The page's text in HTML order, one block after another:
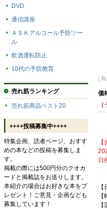
[
価
日
DVD
通信講座
ＡＳＫアルコール予防ツー
ル
飲酒運転防止
10代の予防教育
売れ筋ランキング
売れ筋商品ベスト20
++++投稿募集中++++
特集企画、読者ページ、おすす
めの本などの投稿を募集しま
す。
掲載の際には500円分のクオカ
ードと掲載誌をお送りします。
本紹介の場合はお好きな本をプ
レゼント！ご意見・企画なども
募集しています！